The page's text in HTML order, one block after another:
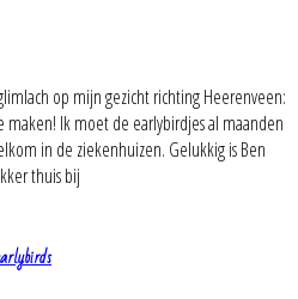
op mijn gezicht richting Heerenveen:
Ik moet de earlybirdjes al maanden
in de ziekenhuizen. Gelukkig is Ben
thuis bij